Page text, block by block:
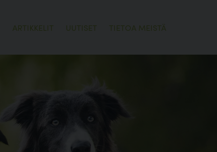
ARTIKKELIT UUTISET TIETOA MEISTÄ